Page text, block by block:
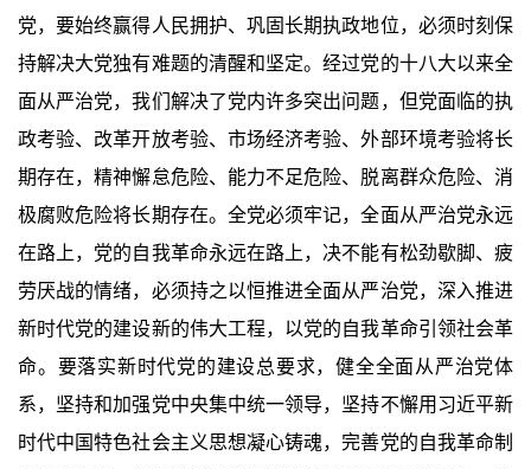
党，要始终赢得人民拥护、巩固长期执政地位，必须时刻保
持解决大党独有难题的清醒和坚定。经过党的十八大以来全
面从严治党，我们解决了党内许多突出问题，但党面临的执
政考验、改革开放考验、市场经济考验、外部环境考验将长
期存在，精神懈怠危险、能力不足危险、脱离群众危险、消
极腐败危险将长期存在。全党必须牢记，全面从严治党永远
在路上，党的自我革命永远在路上，决不能有松劲歇脚、疲
劳厌战的情绪，必须持之以恒推进全面从严治党，深入推进
新时代党的建设新的伟大工程，以党的自我革命引领社会革
命。要落实新时代党的建设总要求，健全全面从严治党体
系，坚持和加强党中央集中统一领导，坚持不懈用习近平新
时代中国特色社会主义思想凝心铸魂，完善党的自我革命制